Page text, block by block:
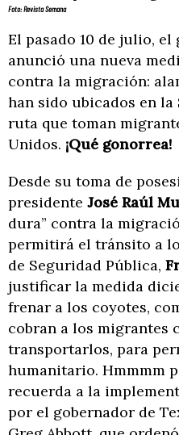
Foto: Revista Semana
El pasado 10 de julio, el
anunció una nueva
contra la migración:
han sido ubicados en la
ruta que toman
Unidos. ¡Qué gonorrea!
Desde su toma de
presidente José Raúl
dura” contra la
permitirá el tránsito a
de Seguridad Pública,
justificar la medida
frenar a los coyotes,
cobran a los migrantes
transportarlos, para
humanitario. Hmmmm
recuerda a la
por el gobernador de